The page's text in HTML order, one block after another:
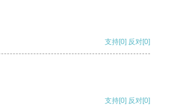
支持[0] 反对[0]
支持[0] 反对[0]